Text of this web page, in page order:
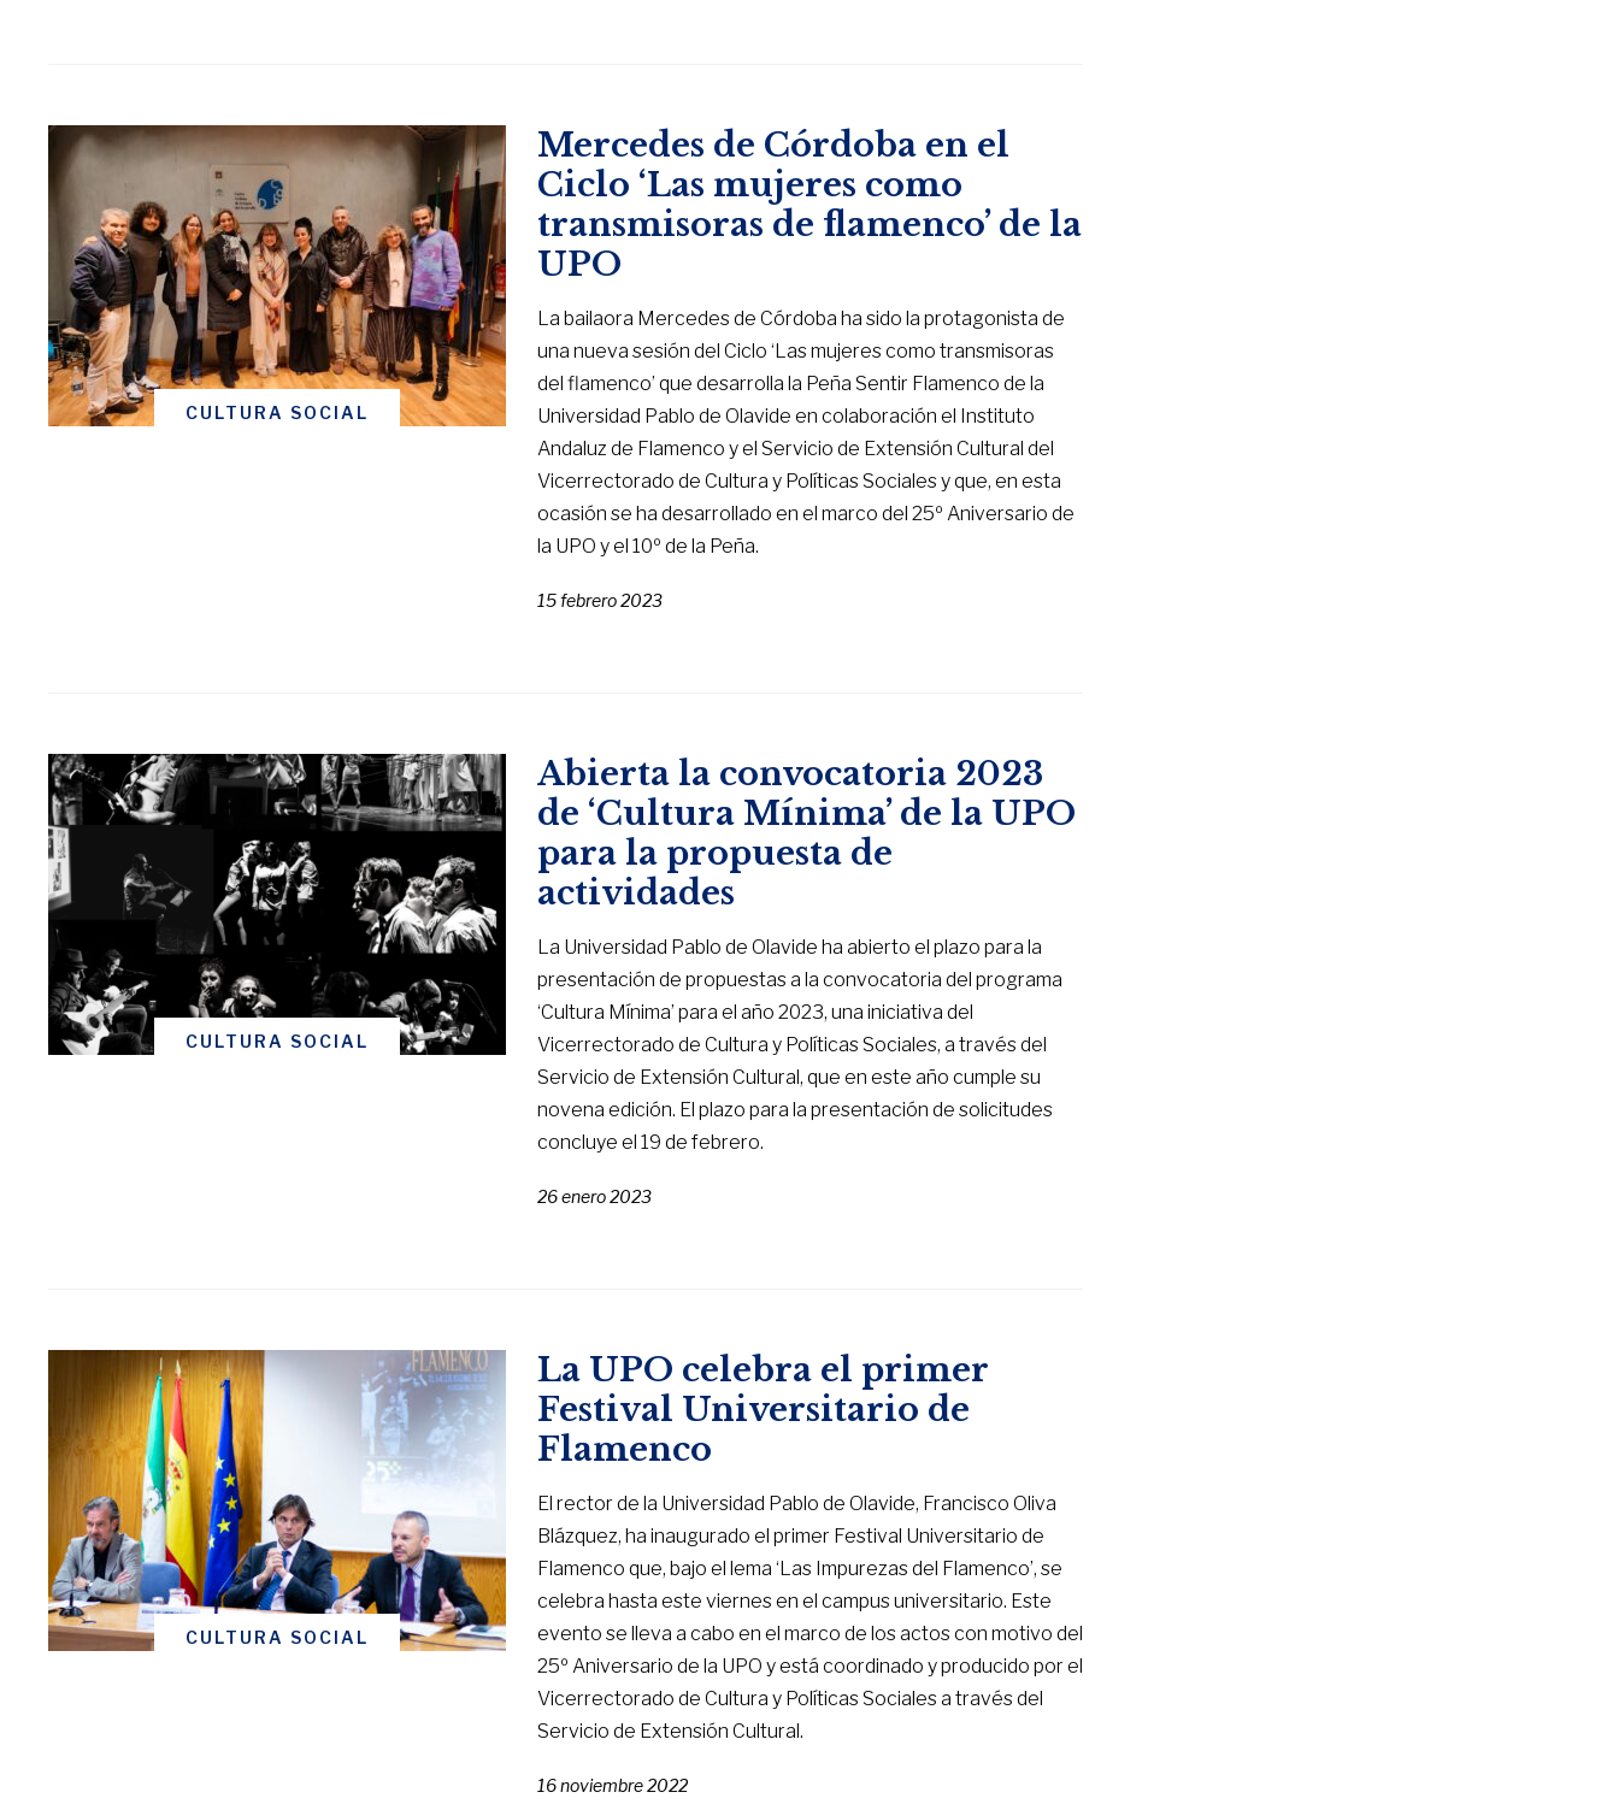
CULTURA SOCIAL
Mercedes de Córdoba en el
Ciclo ‘Las mujeres como
transmisoras de flamenco’ de la
UPO
La bailaora Mercedes de Córdoba ha sido la protagonista de
una nueva sesión del Ciclo ‘Las mujeres como transmisoras
del flamenco’ que desarrolla la Peña Sentir Flamenco de la
Universidad Pablo de Olavide en colaboración el Instituto
Andaluz de Flamenco y el Servicio de Extensión Cultural del
Vicerrectorado de Cultura y Políticas Sociales y que, en esta
ocasión se ha desarrollado en el marco del 25º Aniversario de
la UPO y el 10º de la Peña.
15 febrero 2023
CULTURA SOCIAL
Abierta la convocatoria 2023
de ‘Cultura Mínima’ de la UPO
para la propuesta de
actividades
La Universidad Pablo de Olavide ha abierto el plazo para la
presentación de propuestas a la convocatoria del programa
‘Cultura Mínima’ para el año 2023, una iniciativa del
Vicerrectorado de Cultura y Políticas Sociales, a través del
Servicio de Extensión Cultural, que en este año cumple su
novena edición. El plazo para la presentación de solicitudes
concluye el 19 de febrero.
26 enero 2023
CULTURA SOCIAL
La UPO celebra el primer
Festival Universitario de
Flamenco
El rector de la Universidad Pablo de Olavide, Francisco Oliva
Blázquez, ha inaugurado el primer Festival Universitario de
Flamenco que, bajo el lema ‘Las Impurezas del Flamenco’, se
celebra hasta este viernes en el campus universitario. Este
evento se lleva a cabo en el marco de los actos con motivo del
25º Aniversario de la UPO y está coordinado y producido por el
Vicerrectorado de Cultura y Políticas Sociales a través del
Servicio de Extensión Cultural.
16 noviembre 2022